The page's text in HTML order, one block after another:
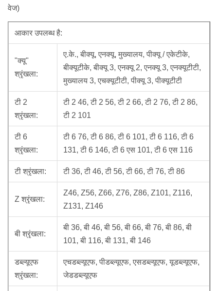
वेज)
आकार उपलब्ध है:
"क्यू"
श्रृंखला:
ए.के., बीक्यू, एनक्यू, मुख्यालय, पीक्यू / एकेटीके,
बीक्यूटीके, बीक्यू 3, एनक्यू 2, एनक्यू 3, एनक्यूटीटी,
मुख्यालय 3, एचक्यूटीटी, पीक्यू 3, पीक्यूटीटी
टी 2
श्रृंखला:
टी 2 46, टी 2 56, टी 2 66, टी 2 76, टी 2 86,
टी 2 101
टी 6
श्रृंखला:
टी 6 76, टी 6 86, टी 6 101, टी 6 116, टी 6
131, टी 6 146, टी 6 एस 101, टी 6 एस 116
टी श्रृंखला: टी 36, टी 46, टी 56, टी 66, टी 76, टी 86
Z श्रृंखला:
Z46, Z56, Z66, Z76, Z86, Z101, Z116,
Z131, Z146
बी श्रृंखला:
बी 36, बी 46, बी 56, बी 66, बी 76, बी 86, बी
101, बी 116, बी 131, बी 146
डब्ल्यूएफ
श्रृंखला:
एचडब्ल्यूएफ, पीडब्ल्यूएफ, एसडब्ल्यूएफ, यूडब्ल्यूएफ,
जेडडब्ल्यूएफ